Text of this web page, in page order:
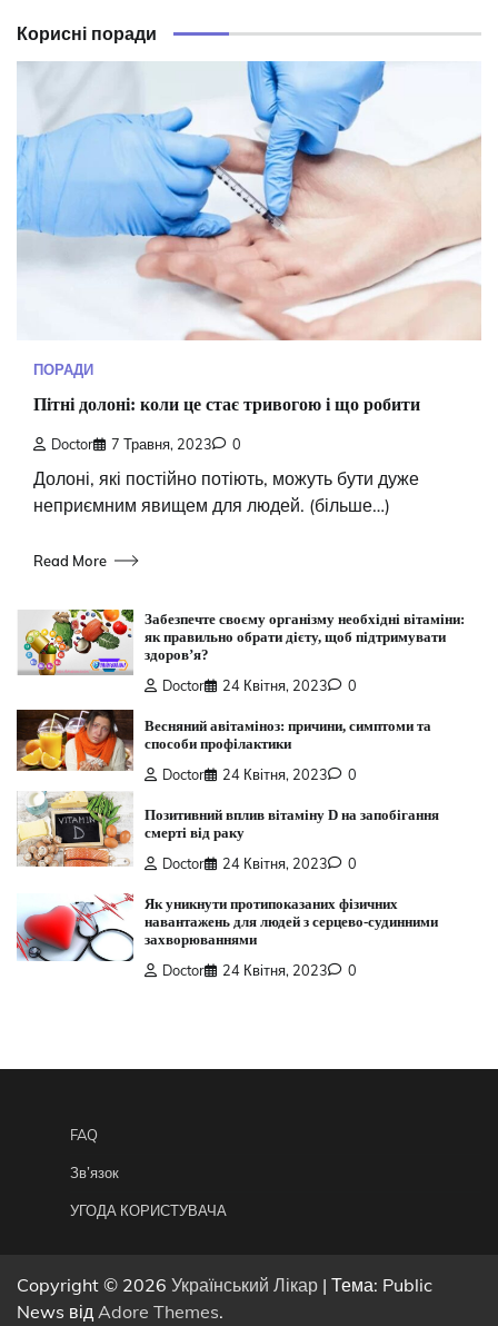
Корисні поради
ПОРАДИ
Пітні долоні: коли це стає тривогою і що робити
Doctor 7 Травня, 2023 0
Долоні, які постійно потіють, можуть бути дуже
неприємним явищем для людей. (більше…)
Read More
Забезпечте своєму організму необхідні вітаміни:
як правильно обрати дієту, щоб підтримувати
здоров’я?
Doctor 24 Квітня, 2023 0
Весняний авітаміноз: причини, симптоми та
способи профілактики
Doctor 24 Квітня, 2023 0
Позитивний вплив вітаміну D на запобігання
смерті від раку
Doctor 24 Квітня, 2023 0
Як уникнути протипоказаних фізичних
навантажень для людей з серцево-судинними
захворюваннями
Doctor 24 Квітня, 2023 0
FAQ
Зв’язок
УГОДА КОРИСТУВАЧА
Copyright © 2026 Український Лікар | Тема: Public
News від Adore Themes.